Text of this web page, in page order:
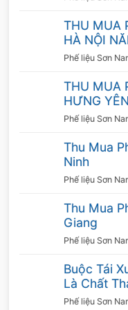
THU MUA
HÀ NỘI
Phế liệu Sơn
THU MUA
HƯNG
Phế liệu Sơn
Thu Mua
Ninh
Phế liệu Sơn
Thu Mua
Giang
Phế liệu Sơn
Buộc Tái
Là Chất
Phế liệu Sơn
phế liệu đồng
có một số lượng
lý ở nơi thu mua
Quy trình thu
Thu mua phế liệu
Bước 1: Khi
nhấc máy
886 –
222 ( Mr.Sơn)
nhanh chóng
cho quý khách.
Bước 2: Nhân
tra chất